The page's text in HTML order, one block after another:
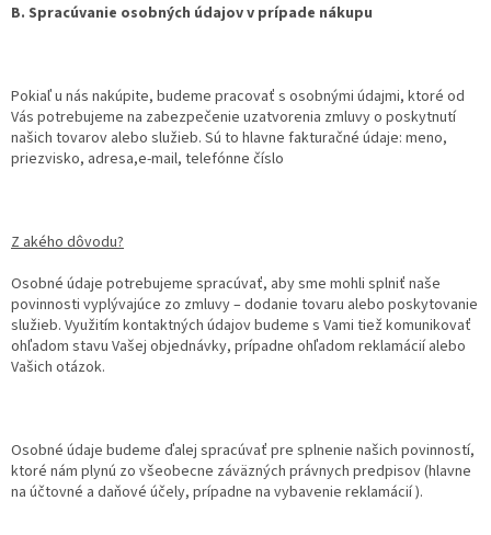
B. Spracúvanie osobných údajov v prípade nákupu
Pokiaľ u nás nakúpite, budeme pracovať s osobnými údajmi, ktoré od
Vás potrebujeme na zabezpečenie uzatvorenia zmluvy o poskytnutí
našich tovarov alebo služieb. Sú to hlavne fakturačné údaje: meno,
priezvisko, adresa,e-mail, telefónne číslo
Z akého dôvodu?
Osobné údaje potrebujeme spracúvať, aby sme mohli splniť naše
povinnosti vyplývajúce zo zmluvy – dodanie tovaru alebo poskytovanie
služieb. Využitím kontaktných údajov budeme s Vami tiež komunikovať
ohľadom stavu Vašej objednávky, prípadne ohľadom reklamácií alebo
Vašich otázok.
Osobné údaje budeme ďalej spracúvať pre splnenie našich povinností,
ktoré nám plynú zo všeobecne záväzných právnych predpisov (hlavne
na účtovné a daňové účely, prípadne na vybavenie reklamácií ).